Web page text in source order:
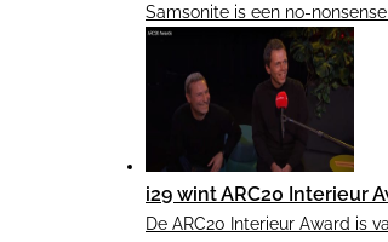
Samsonite is een no-
i29 wint ARC20 Interieur
De ARC20 Interieur Award is